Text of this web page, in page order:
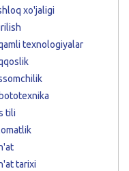
xo'jaligi
texnologiyalar
tili
tarixi